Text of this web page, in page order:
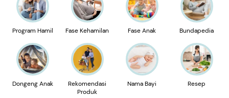
Program Hamil Fase Kehamilan Fase Anak Bundapedia
Dongeng Anak
Rekomendasi
Produk
Nama Bayi Resep